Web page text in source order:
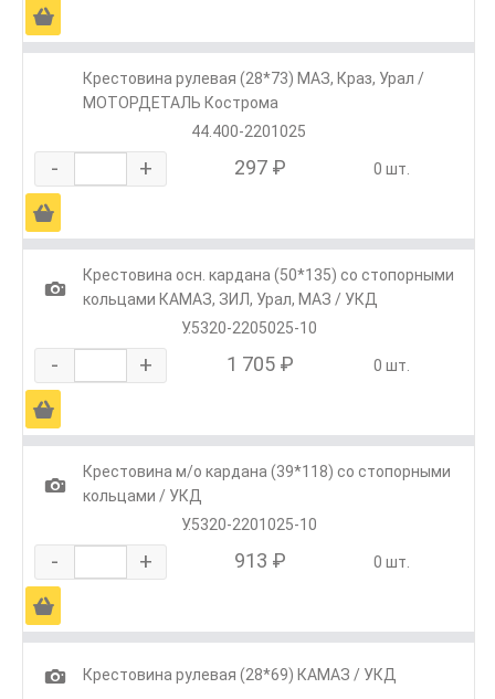
Ä
Крестовина рулевая (28*73) МАЗ, Краз, Урал /
МОТОРДЕТАЛЬ Кострома
44.400-2201025
- + 297 ₽ 0 шт.
Ä
1
Крестовина осн. кардана (50*135) со стопорными
кольцами КАМАЗ, ЗИЛ, Урал, МАЗ / УКД
У.5320-2205025-10
- + 1 705 ₽ 0 шт.
Ä
1
Крестовина м/о кардана (39*118) со стопорными
кольцами / УКД
У.5320-2201025-10
- + 913 ₽ 0 шт.
Ä
1
Крестовина рулевая (28*69) КАМАЗ / УКД